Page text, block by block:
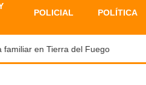
POLICIAL POLÍTICA
en Tierra del Fuego